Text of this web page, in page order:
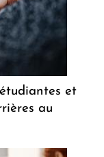
et
au